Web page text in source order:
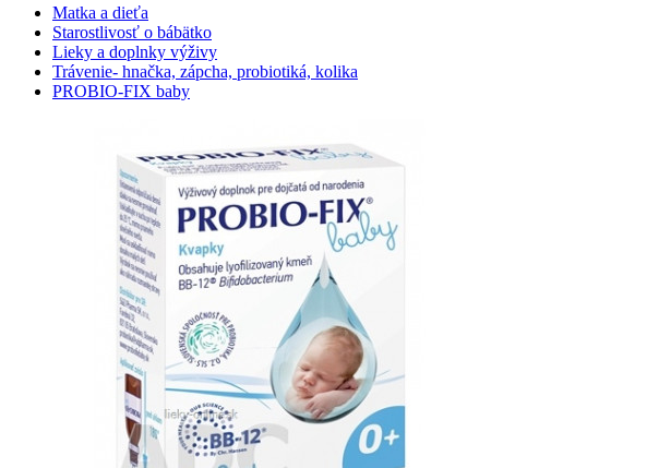
Matka a dieťa
Starostlivosť o bábätko
Lieky a doplnky výživy
Trávenie- hnačka, zápcha, probiotiká, kolika
PROBIO-FIX baby